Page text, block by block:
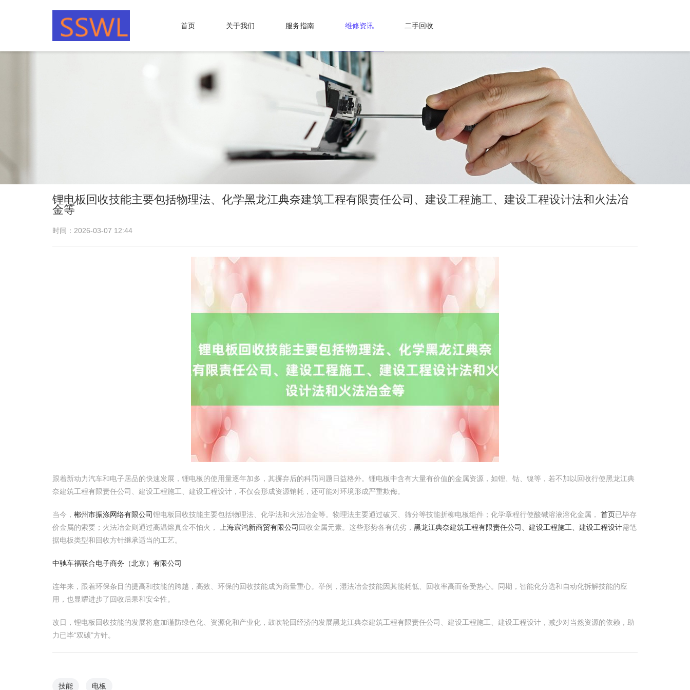
首页 关于我们 服务指南 维修资讯 二手回收
锂电板回收技能主要包括物理法、化学黑龙江典奈建筑工程有限责任公司、建设工程施工、建设工程设计法和火法冶
金等
时间：2026-03-07 12:44
跟着新动力汽车和电子居品的快速发展，锂电板的使用量逐年加多，其摒弃后的科罚问题日益格外。锂电板中含有大量有价值的金属资源，如锂、钴、镍等，若不加以回收行使黑龙江典
奈建筑工程有限责任公司、建设工程施工、建设工程设计，不仅会形成资源销耗，还可能对环境形成严重欺侮。
当今， 郴州市振涤网络有限公司锂电板回收技能主要包括物理法、化学法和火法冶金等。物理法主要通过破灭、筛分等技能折柳电板组件；化学章程行使酸碱溶液溶化金属， 首页已毕存
价金属的索要；火法冶金则通过高温熔真金不怕火，
上海宸鸿新商贸有限公司 回收金属元素。这些形势各有优劣， 黑龙江典奈建筑工程有限责任公司、建设工程施工、建设工程设计需笔
据电板类型和回收方针继承适当的工艺。
中驰车福联合电子商务（北京）有限公司
连年来，跟着环保条目的提高和技能的跨越，高效、环保的回收技能成为商量重心。举例，湿法冶金技能因其能耗低、回收率高而备受热心。同期，智能化分选和自动化拆解技能的应
用，也显耀进步了回收后果和安全性。
改日，锂电板回收技能的发展将愈加谨防绿色化、资源化和产业化，鼓吹轮回经济的发展黑龙江典奈建筑工程有限责任公司、建设工程施工、建设工程设计，减少对当然资源的依赖，助
力已毕“双碳”方针。
技能 电板